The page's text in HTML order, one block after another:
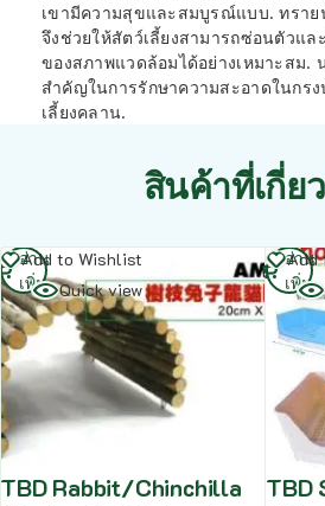
เขามีความสุขและสมบูรณ์แบบ. ทรา
จึงช่วยให้สัตว์เลี้ยงสามารถซ่อนตัวแล
ของสภาพแวดล้อมได้อย่างเหมาะสม.
สำคัญในการรักษาความสะอาดในกร
เลี้ยงคลาน.
สินค้าที่เกี่ย
Add to Wishlist
Quick view
TBD Rabbit/Chinchilla
อ่าน
เพิ่ม
Add
TBD
อ่าน
เพิ่ม